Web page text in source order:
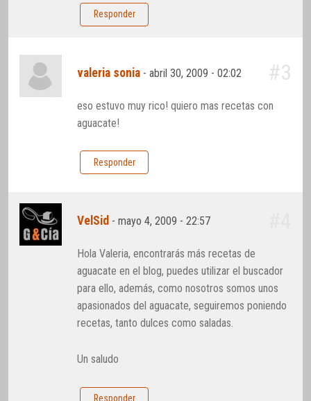
Responder
valeria sonia -abril 30, 2009 - 02:02 #3
eso estuvo muy rico! quiero mas recetas con
aguacate!
Responder
VelSid -mayo 4, 2009 - 22:57
Hola Valeria, encontrarás más recetas de
aguacate en el blog, puedes utilizar el buscador
para ello, además, como nosotros somos unos
apasionados del aguacate, seguiremos poniendo
recetas, tanto dulces como saladas.
Un saludo
Responder